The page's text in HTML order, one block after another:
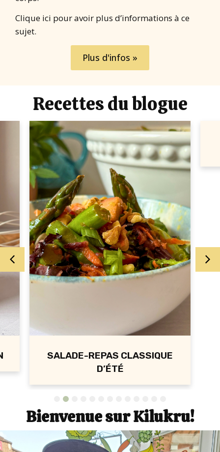
Clique ici pour avoir plus d’informations à ce
sujet.
Plus d'infos »
Recettes du blogue
SALADE-REPAS CLASSIQUE
D’ÉTÉ
5
Bienvenue sur Kilukru!